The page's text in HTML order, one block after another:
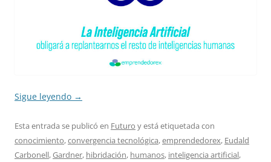
Sigue leyendo →
Esta entrada se publicó en Futuro y está etiquetada con
conocimiento,convergencia tecnológica,emprendedorex, Eudald
Carbonell,Gardner, hibridación, humanos, inteligencia artificial,